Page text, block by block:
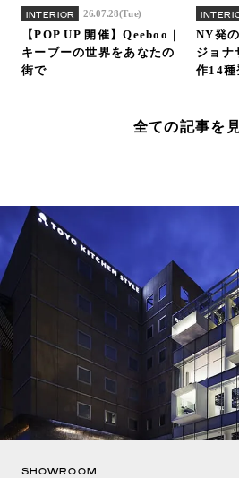
INTERIOR 26.07.28(Tue)
【POP UP 開催】Qeeboo｜
キーブーの世界をあなたの
街で
NY発
ジョナ
作14種
全ての記事を
SHOWROOM